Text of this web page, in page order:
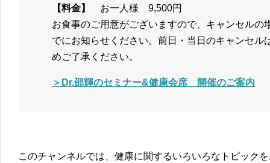
【料金】
お一人様 9,500円
お食事のご用意がございますので、キャンセルの
でにお知らせください。前日・当日のキャンセル
めご了承ください。
＞Dr.邵輝のセミナー&健康会席 開催のご案内
このチャンネルでは、健康に関するいろいろなトピック